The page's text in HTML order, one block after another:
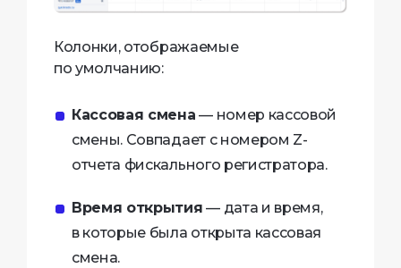
Колонки, отображаемые
по умолчанию:
Кассовая смена — номер кассовой
смены. Совпадает с номером Z-
отчета фискального регистратора.
Время открытия — дата и время,
в которые была открыта кассовая
смена.